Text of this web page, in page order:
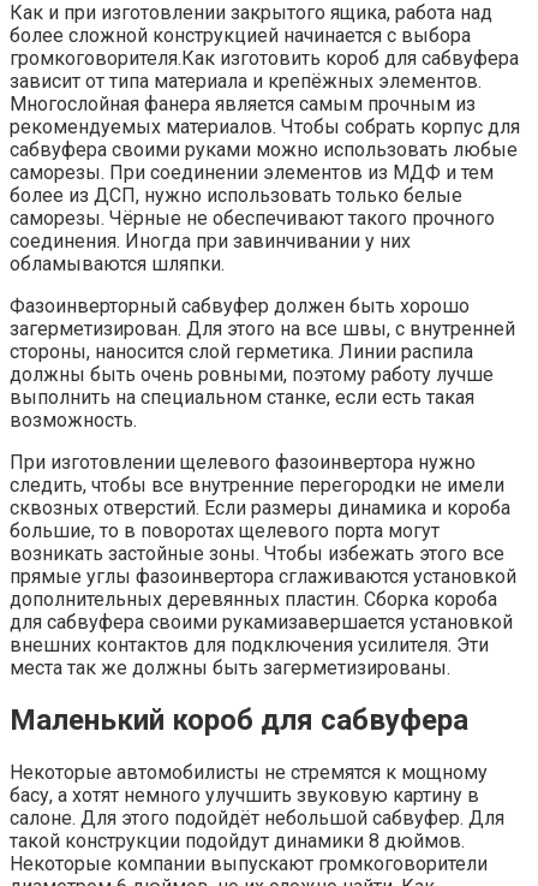
Как и при изготовлении закрытого ящика, работа над
более сложной конструкцией начинается с выбора
громкоговорителя.Как изготовить короб для сабвуфера
зависит от типа материала и крепёжных элементов.
Многослойная фанера является самым прочным из
рекомендуемых материалов. Чтобы собрать корпус для
сабвуфера своими руками можно использовать любые
саморезы. При соединении элементов из МДФ и тем
более из ДСП, нужно использовать только белые
саморезы. Чёрные не обеспечивают такого прочного
соединения. Иногда при завинчивании у них
обламываются шляпки.
Фазоинверторный сабвуфер должен быть хорошо
загерметизирован. Для этого на все швы, с внутренней
стороны, наносится слой герметика. Линии распила
должны быть очень ровными, поэтому работу лучше
выполнить на специальном станке, если есть такая
возможность.
При изготовлении щелевого фазоинвертора нужно
следить, чтобы все внутренние перегородки не имели
сквозных отверстий. Если размеры динамика и короба
большие, то в поворотах щелевого порта могут
возникать застойные зоны. Чтобы избежать этого все
прямые углы фазоинвертора сглаживаются установкой
дополнительных деревянных пластин. Сборка короба
для сабвуфера своими рукамизавершается установкой
внешних контактов для подключения усилителя. Эти
места так же должны быть загерметизированы.
Маленький короб для сабвуфера
Некоторые автомобилисты не стремятся к мощному
басу, а хотят немного улучшить звуковую картину в
салоне. Для этого подойдёт небольшой сабвуфер. Для
такой конструкции подойдут динамики 8 дюймов.
Некоторые компании выпускают громкоговорители